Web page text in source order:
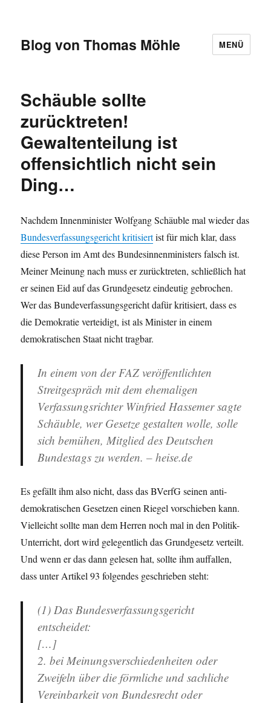
Blog von Thomas Möhle MENÜ
Schäuble sollte
zurücktreten!
Gewaltenteilung ist
offensichtlich nicht sein
Ding…
Nachdem Innenminister Wolfgang Schäuble mal wieder das
Bundesverfassungsgericht kritisiertist für mich klar, dass
diese Person im Amt des Bundesinnenministers falsch ist.
Meiner Meinung nach muss er zurücktreten, schließlich hat
er seinen Eid auf das Grundgesetz eindeutig gebrochen.
Wer das Bundeverfassungsgericht dafür kritisiert, dass es
die Demokratie verteidigt, ist als Minister in einem
demokratischen Staat nicht tragbar.
In einem von der FAZ veröffentlichten
Streitgespräch mit dem ehemaligen
Verfassungsrichter Winfried Hassemer sagte
Schäuble, wer Gesetze gestalten wolle, solle
sich bemühen, Mitglied des Deutschen
Bundestags zu werden. – heise.de
Es gefällt ihm also nicht, dass das BVerfG seinen anti-
demokratischen Gesetzen einen Riegel vorschieben kann.
Vielleicht sollte man dem Herren noch mal in den Politik-
Unterricht, dort wird gelegentlich das Grundgesetz verteilt.
Und wenn er das dann gelesen hat, sollte ihm auffallen,
dass unter Artikel 93 folgendes geschrieben steht:
(1) Das Bundesverfassungsgericht
entscheidet:
[…]
2. bei Meinungsverschiedenheiten oder
Zweifeln über die förmliche und sachliche
Vereinbarkeit von Bundesrecht oder